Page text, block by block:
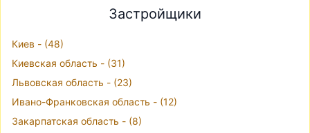
Застройщики
Киев - (48)
Киевская область - (31)
Львовская область - (23)
Ивано-Франковская область - (12)
Закарпатская область - (8)